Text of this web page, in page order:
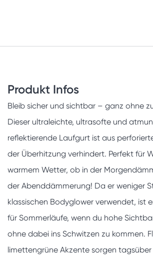
Produkt Infos
Bleib sicher und sichtbar – ganz ohne
Dieser ultraleichte, ultrasofte und
reflektierende Laufgurt ist aus
der Überhitzung verhindert. Perfekt für
warmem Wetter, ob in der
der Abenddämmerung! Da er weniger
klassischen Bodyglower verwendet, ist
für Sommerläufe, wenn du hohe
ohne dabei ins Schwitzen zu kommen.
limettengrüne Akzente sorgen tagsüber